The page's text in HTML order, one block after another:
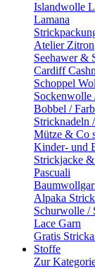
Islandwolle
Lamana
Atelier Zitron
Seehawer &
Cardiff
Schoppel
Sockenwolle
Bobbel /
Stricknadeln
Mütze & Co
Kinder- und
Strickjacke
Pascuali
Alpaka
Schurwolle /
Lace Garn
Gratis
Stoffe
Zur